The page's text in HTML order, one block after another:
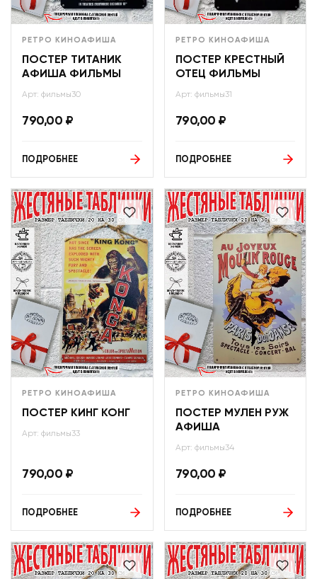
РЕТРО КИНОАФИША
ПОСТЕР ТИТАНИК
АФИША ФИЛЬМЫ
Арт: фильмы30
790,00 ₽
ПОДРОБНЕЕ
РЕТРО КИНОАФИША
ПОСТЕР КРЕСТНЫЙ
ОТЕЦ ФИЛЬМЫ
Арт: фильмы31
790,00 ₽
ПОДРОБНЕЕ
РЕТРО КИНОАФИША
ПОСТЕР КИНГ КОНГ
Арт: фильмы33
790,00 ₽
ПОДРОБНЕЕ
РЕТРО КИНОАФИША
ПОСТЕР МУЛЕН РУЖ
АФИША
Арт: фильмы34
790,00 ₽
ПОДРОБНЕЕ